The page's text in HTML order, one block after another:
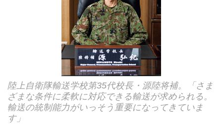
陸上自衛隊輸送学校第35代校長・源陸将補。「さま
ざまな条件に柔軟に対応できる輸送が求められる。
輸送の統制能力がいっそう重要になってきていま
す」